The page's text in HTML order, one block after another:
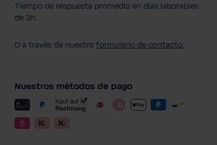
Tiempo de respuesta promedio en días laborables
de 3h.
O a través de nuestro formulario de contacto.
Nuestros métodos de pago